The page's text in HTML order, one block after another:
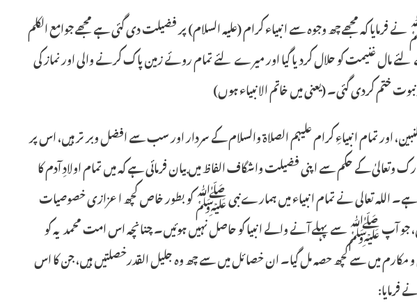
کہ مجھے چھ وجوہ سے انبیاء کرام (علیہ السلام) پر فضیلت دی گئی ہے مجھے جوامع الکلم
غنیمت کو حلال کردیا گیا اور میرے لئے تمام روئے زمین پاک کرنے والی اور نماز کی
ختم کردی گئی۔ (یعنی میں خاتم الانبیاء ہوں)
اور تمام انبیاءِ کرام علیہم الصلاۃ والسلام کے سردار اور سب سے افضل وبرتر ہیں، اس پر
کے حکم سے اپنی فضیلت واشگاف الفاظ میں بیان فرمائی ہے کہ میں تمام اولادِ آدم کا
ہے۔ اللہ تعالی نے تمام انبیاء میں ہمارے نبی ﷺ کو بطور خاص کچھ اعزازی خصوصیات
جو آپ ﷺ سے پہلے آنے والے انبیا کو حاصل نہیں ہوئیں۔ چنانچہ اس امت محمدیہ کو
میں سے کچھ حصہ مل گیا۔ ان خصائل میں سے چھ وہ جلیل القدرخصلتیں ہیں، جن کا اس
فرمایا: